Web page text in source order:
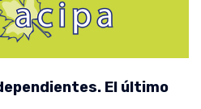
El último